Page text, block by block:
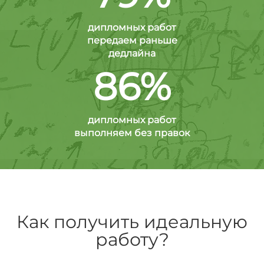
дипломных работ
передаем раньше
дедлайна
86%
дипломных работ
выполняем без правок
Как получить идеальную
работу?